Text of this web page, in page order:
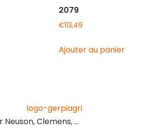
2079
€113,49
Ajouter au panier
Clemens, …